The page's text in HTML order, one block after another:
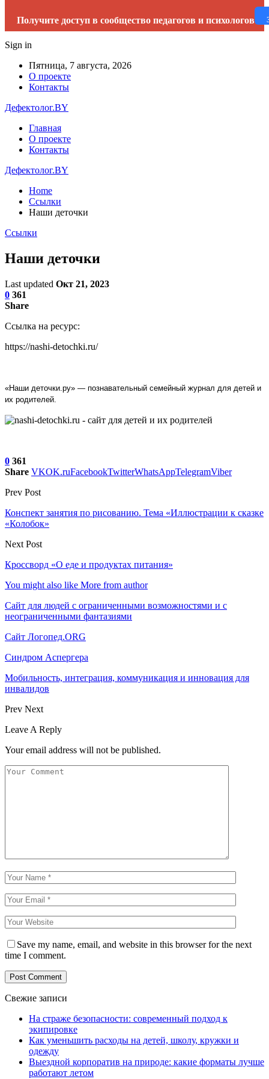
Получите доступ в сообщество педагогов и психологов
Sign in
Пятница, 7 августа, 2026
О проекте
Контакты
Дефектолог.BY
Главная
О проекте
Контакты
Дефектолог.BY
Home
Cсылки
Наши деточки
Cсылки
Наши деточки
Last updated Окт 21, 2023
0 361
Share
Ссылка на ресурс:
https://nashi-detochki.ru/
«Наши деточки.ру» — познавательный семейный журнал для детей и
их родителей.
0 361
Share VKOK.ruFacebookTwitterWhatsAppTelegramViber
Prev Post
Конспект занятия по рисованию. Тема «Иллюстрации к сказке
«Колобок»
Next Post
Кроссворд «О еде и продуктах питания»
You might also like More from author
Сайт для людей с ограниченными возможностями и с
неограниченными фантазиями
Сайт Логопед.ОRG
Синдром Аспергера
Мобильность, интеграция, коммуникация и инновация для
инвалидов
Prev Next
Leave A Reply
Your email address will not be published.
Save my name, email, and website in this browser for the next
time I comment.
Свежие записи
На страже безопасности: современный подход к
экипировке
Как уменьшить расходы на детей, школу, кружки и
одежду
Выездной корпоратив на природе: какие форматы лучше
работают летом